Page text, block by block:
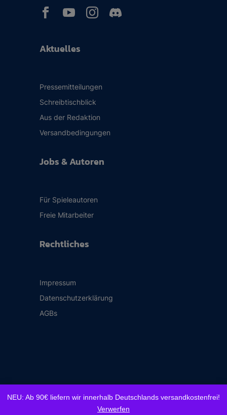
NEU: Ab 90€ liefern wir innerhalb Deutschlands versandkostenfrei!
Verwerfen
Aktuelles
Pressemitteilungen
Schreibtischblick
Aus der Redaktion
Versandbedingungen
Jobs & Autoren
Für Spieleautoren
Freie Mitarbeiter
Rechtliches
Impressum
Datenschutzerklärung
AGBs
  
© 2026 Frosted Games Spieleverlag GmbH